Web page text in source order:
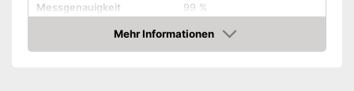
Messgenauigkeit
99 %
DisplaybeleuchtungMehr Informationen
Amazon